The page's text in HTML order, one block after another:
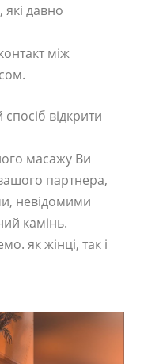
які давно
між
відкрити
масажу Ви
партнера,
невідомими
камінь.
як жінці, так і